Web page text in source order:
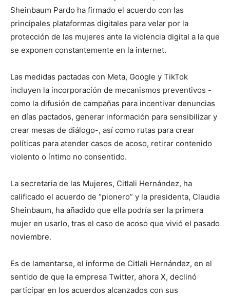
Sheinbaum Pardo ha firmado el acuerdo con las
principales plataformas digitales para velar por la
protección de las mujeres ante la violencia digital a la que
se exponen constantemente en la internet.
Las medidas pactadas con Meta, Google y TikTok
incluyen la incorporación de mecanismos preventivos -
como la difusión de campañas para incentivar denuncias
en días pactados, generar información para sensibilizar y
crear mesas de diálogo-, así como rutas para crear
políticas para atender casos de acoso, retirar contenido
violento o íntimo no consentido.
La secretaria de las Mujeres, Citlali Hernández, ha
calificado el acuerdo de “pionero” y la presidenta, Claudia
Sheinbaum, ha añadido que ella podría ser la primera
mujer en usarlo, tras el caso de acoso que vivió el pasado
noviembre.
Es de lamentarse, el informe de Citlali Hernández, en el
sentido de que la empresa Twitter, ahora X, declinó
participar en los acuerdos alcanzados con sus